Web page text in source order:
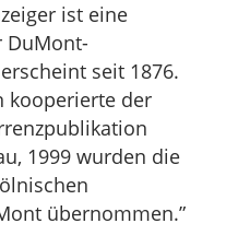
ist eine
DuMont-
seit 1876.
kooperierte der
1999 wurden die
übernommen.”